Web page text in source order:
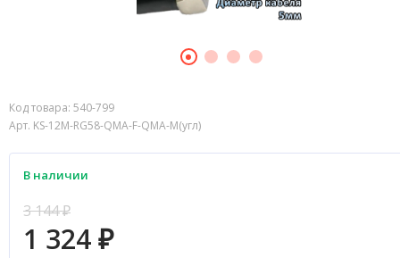
Код товара: 540-799
Арт. KS-12M-RG58-QMA-F-QMA-M(угл)
В наличии
3 144₽
1 324 ₽